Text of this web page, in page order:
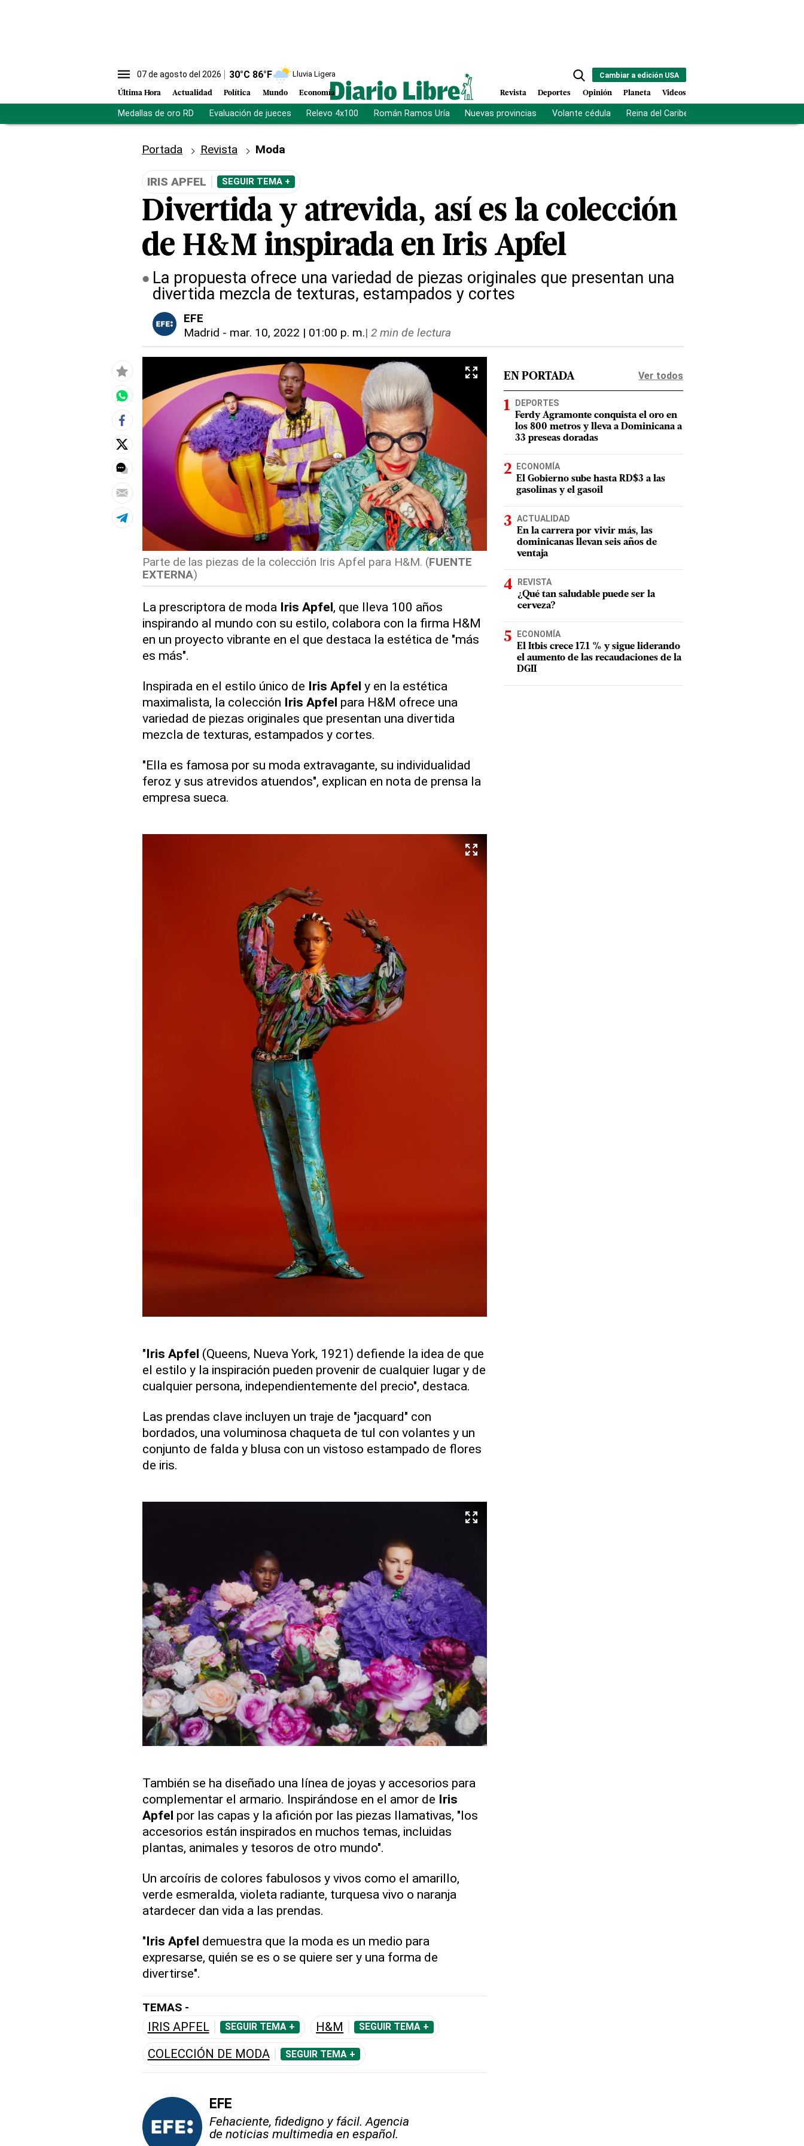
07 de agosto del 2026 30°C 86°F Lluvia Ligera
Última Hora Actualidad Política Mundo Economía
Cambiar a edición USA
Revista Deportes Opinión Planeta Videos
Medallas de oro RD Evaluación de jueces Relevo 4x100 Román Ramos Uría Nuevas provincias Volante cédula Reina del Caribe
Portada Revista Moda
IRIS APFEL SEGUIR TEMA +
Divertida y atrevida, así es la colección
de H&M inspirada en Iris Apfel
La propuesta ofrece una variedad de piezas originales que presentan una
divertida mezcla de texturas, estampados y cortes
EFE
Madrid - mar. 10, 2022 | 01:00 p. m.| 2 min de lectura
Parte de las piezas de la colección Iris Apfel para H&M. (FUENTE
EXTERNA)
La prescriptora de moda Iris Apfel, que lleva 100 años
inspirando al mundo con su estilo, colabora con la firma H&M
en un proyecto vibrante en el que destaca la estética de "más
es más".
Inspirada en el estilo único de Iris Apfel y en la estética
maximalista, la colección Iris Apfel para H&M ofrece una
variedad de piezas originales que presentan una divertida
mezcla de texturas, estampados y cortes.
"Ella es famosa por su moda extravagante, su individualidad
feroz y sus atrevidos atuendos", explican en nota de prensa la
empresa sueca.
"Iris Apfel (Queens, Nueva York, 1921) defiende la idea de que
el estilo y la inspiración pueden provenir de cualquier lugar y de
cualquier persona, independientemente del precio", destaca.
Las prendas clave incluyen un traje de "jacquard" con
bordados, una voluminosa chaqueta de tul con volantes y un
conjunto de falda y blusa con un vistoso estampado de flores
de iris.
También se ha diseñado una línea de joyas y accesorios para
complementar el armario. Inspirándose en el amor de Iris
Apfel por las capas y la afición por las piezas llamativas, "los
accesorios están inspirados en muchos temas, incluidas
plantas, animales y tesoros de otro mundo".
Un arcoíris de colores fabulosos y vivos como el amarillo,
verde esmeralda, violeta radiante, turquesa vivo o naranja
atardecer dan vida a las prendas.
"Iris Apfel demuestra que la moda es un medio para
expresarse, quién se es o se quiere ser y una forma de
divertirse".
TEMAS -
IRIS APFEL SEGUIR TEMA + H&M SEGUIR TEMA +
COLECCIÓN DE MODA SEGUIR TEMA +
EFE
Fehaciente, fidedigno y fácil. Agencia
de noticias multimedia en español.
EN PORTADA Ver todos
DEPORTES
Ferdy Agramonte conquista el oro en
los 800 metros y lleva a Dominicana a
33 preseas doradas
ECONOMÍA
El Gobierno sube hasta RD$3 a las
gasolinas y el gasoil
ACTUALIDAD
En la carrera por vivir más, las
dominicanas llevan seis años de
ventaja
REVISTA
¿Qué tan saludable puede ser la
cerveza?
ECONOMÍA
El Itbis crece 17.1 % y sigue liderando
el aumento de las recaudaciones de la
DGII